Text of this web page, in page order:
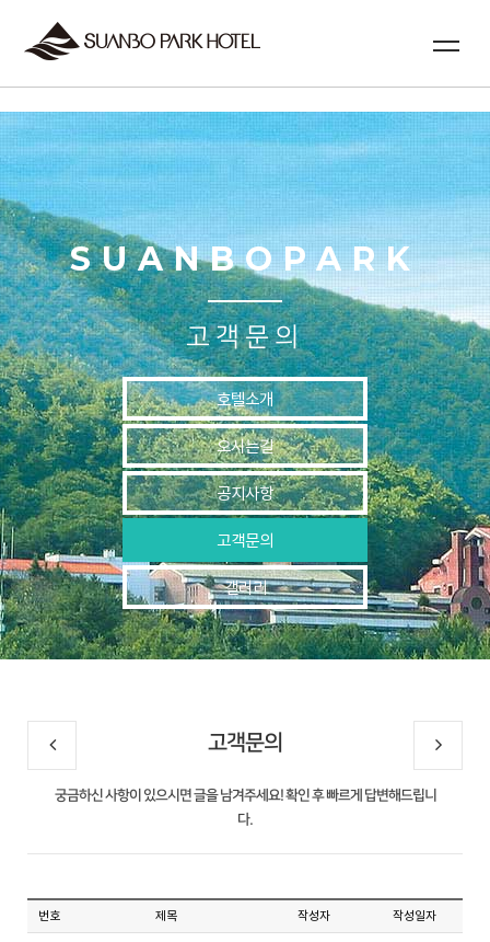
SUANBOPARK
고객문의
호텔소개
오시는길
공지사항
고객문의
갤러리
고객문의
궁금하신 사항이 있으시면 글을 남겨주세요! 확인 후 빠르게 답변해드립니
다.
번호 제목 작성자 작성일자